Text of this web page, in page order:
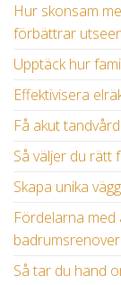
Hur skonsam
förbättrar
Upptäck hur
Effektivisera
Få akut
Så väljer du rätt
Skapa unika
Fördelarna
Så tar du hand